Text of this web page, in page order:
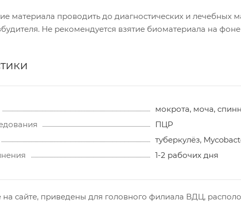
материала проводить до диагностических и лечебных
Не рекомендуется взятие биоматериала на
мокрота, моча,
ПЦР
туберкулёз,
1-2 рабочих дня
сайте, приведены для головного филиала ВДЦ,